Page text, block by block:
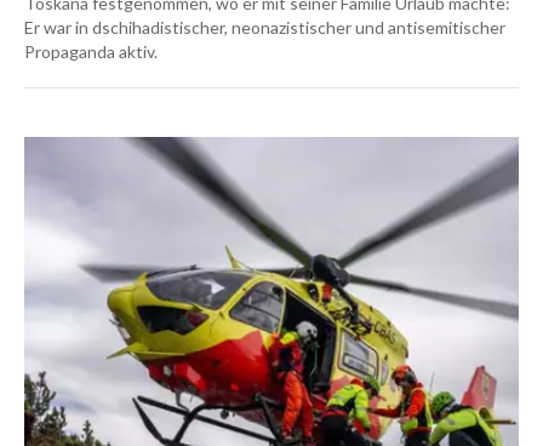
Er war in dschihadistischer, neonazistischer und antisemitischer
Propaganda aktiv.